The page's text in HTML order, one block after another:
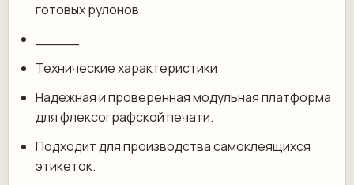
готовых рулонов.
Технические характеристики
Надежная и проверенная модульная платформа
для флексографской печати.
Подходит для производства самоклеящихся
этикеток.